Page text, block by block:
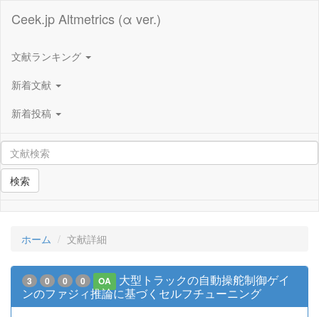
Ceek.jp Altmetrics (α ver.)
文献ランキング
新着文献
新着投稿
検索
ホーム 文献詳細
3 0 0 0 OA
大型トラックの自動操舵制御ゲイ
ンのファジィ推論に基づくセルフチューニング